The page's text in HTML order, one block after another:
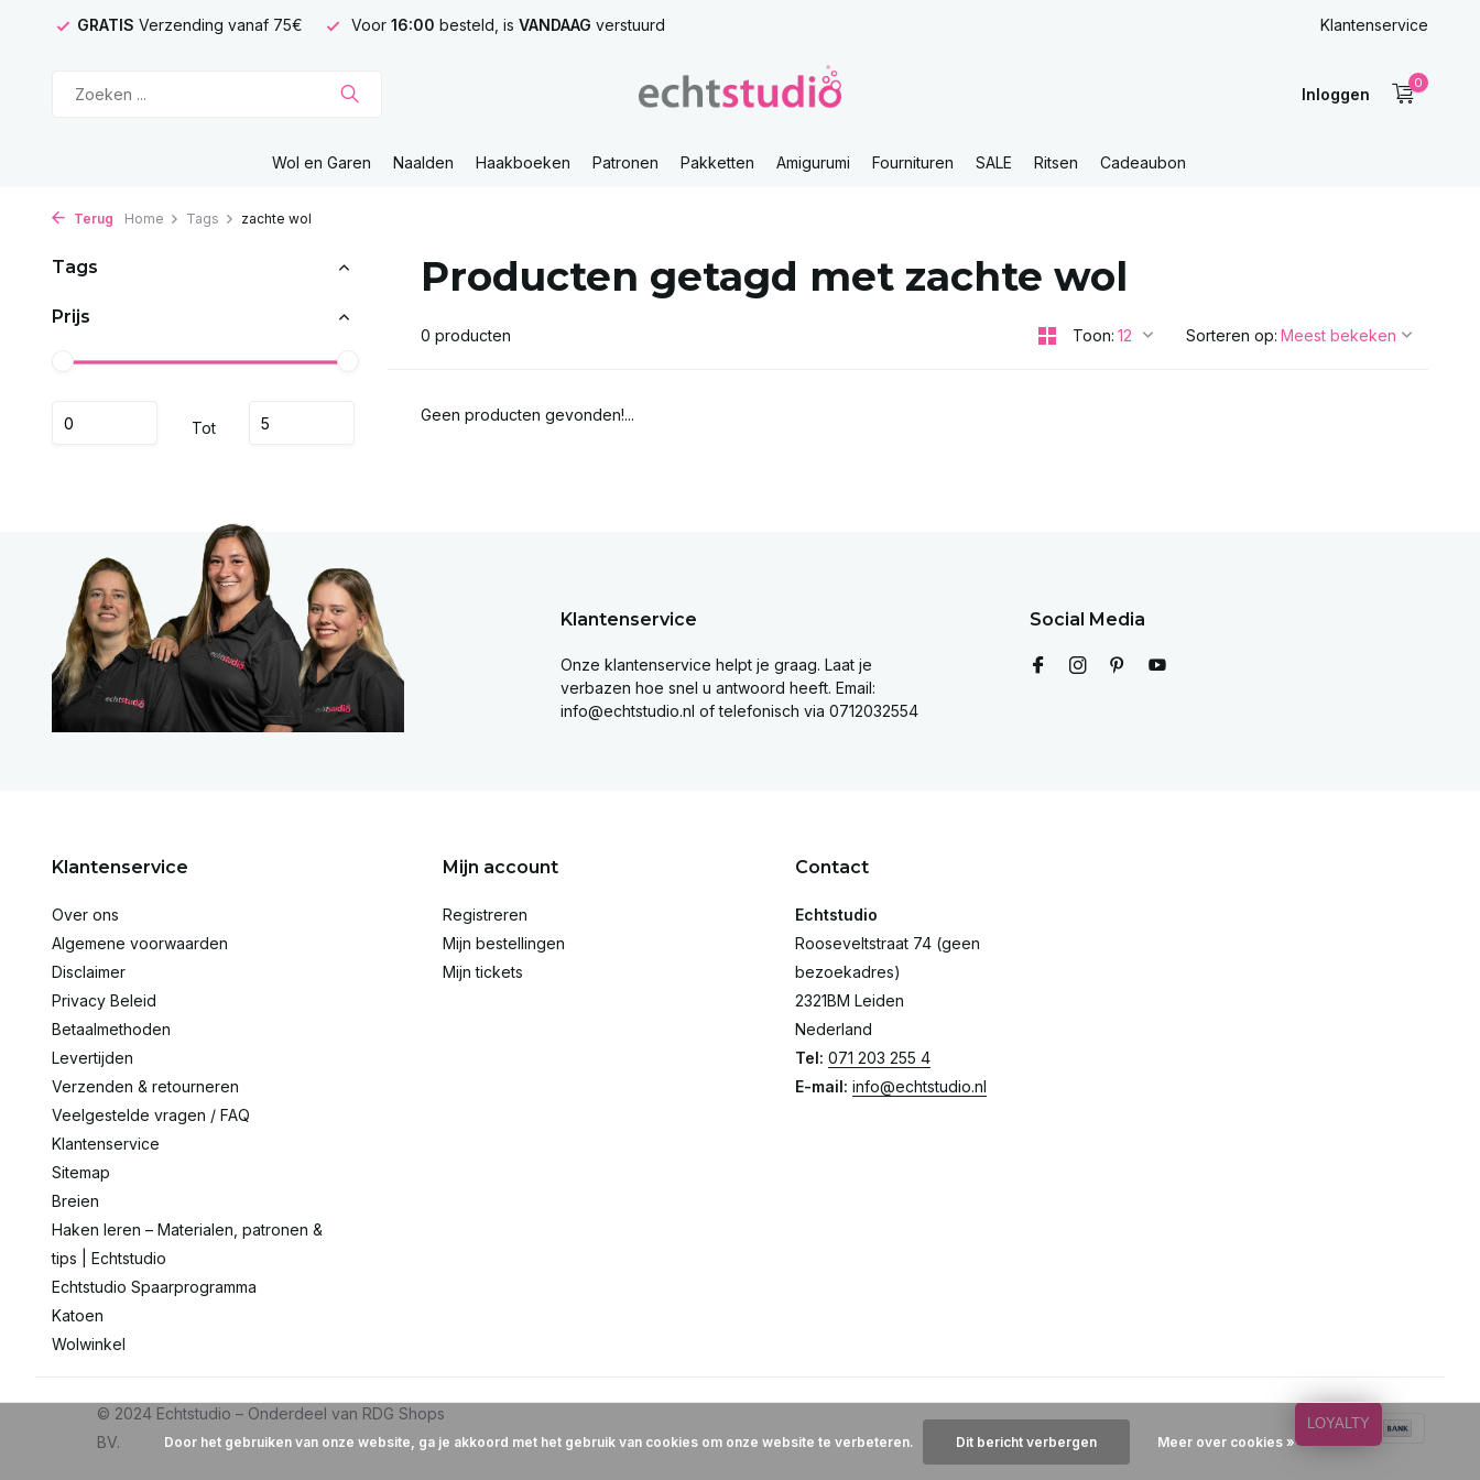
GRATIS Verzending vanaf 75€ Voor 16:00 besteld, is VANDAAG verstuurd Klantenservice
Inloggen
0
Wol en Garen Naalden Haakboeken Patronen Pakketten Amigurumi Fournituren SALE Ritsen Cadeaubon
Terug Home Tags zachte wol
Tags
Prijs
Tot
Producten getagd met zachte wol
0 producten Toon: Sorteren op:
Geen producten gevonden!...
Klantenservice
Onze klantenservice helpt je graag. Laat je
verbazen hoe snel u antwoord heeft. Email:
info@echtstudio.nl of telefonisch via 0712032554
Social Media
Klantenservice
Over ons
Algemene voorwaarden
Disclaimer
Privacy Beleid
Betaalmethoden
Levertijden
Verzenden & retourneren
Veelgestelde vragen / FAQ
Klantenservice
Sitemap
Breien
Haken leren – Materialen, patronen &
tips | Echtstudio
Echtstudio Spaarprogramma
Katoen
Wolwinkel
Mijn account
Registreren
Mijn bestellingen
Mijn tickets
Contact
Echtstudio
Rooseveltstraat 74 (geen
bezoekadres)
2321BM Leiden
Nederland
Tel: 071 203 255 4
E-mail: info@echtstudio.nl
Door het gebruiken van onze website, ga je akkoord met het gebruik van cookies om onze website te verbeteren. Dit bericht verbergen Meer over cookies »
LOYALTY